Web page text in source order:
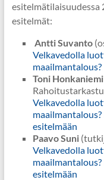
esitelmätilaisuudessa
esitelmät:
Antti Suvanto
Velkavedolla
maailmantalous?
Toni Honkaniemi
Velkavedolla
esitelmään
Paavo Suni
Velkavedolla
esitelmään